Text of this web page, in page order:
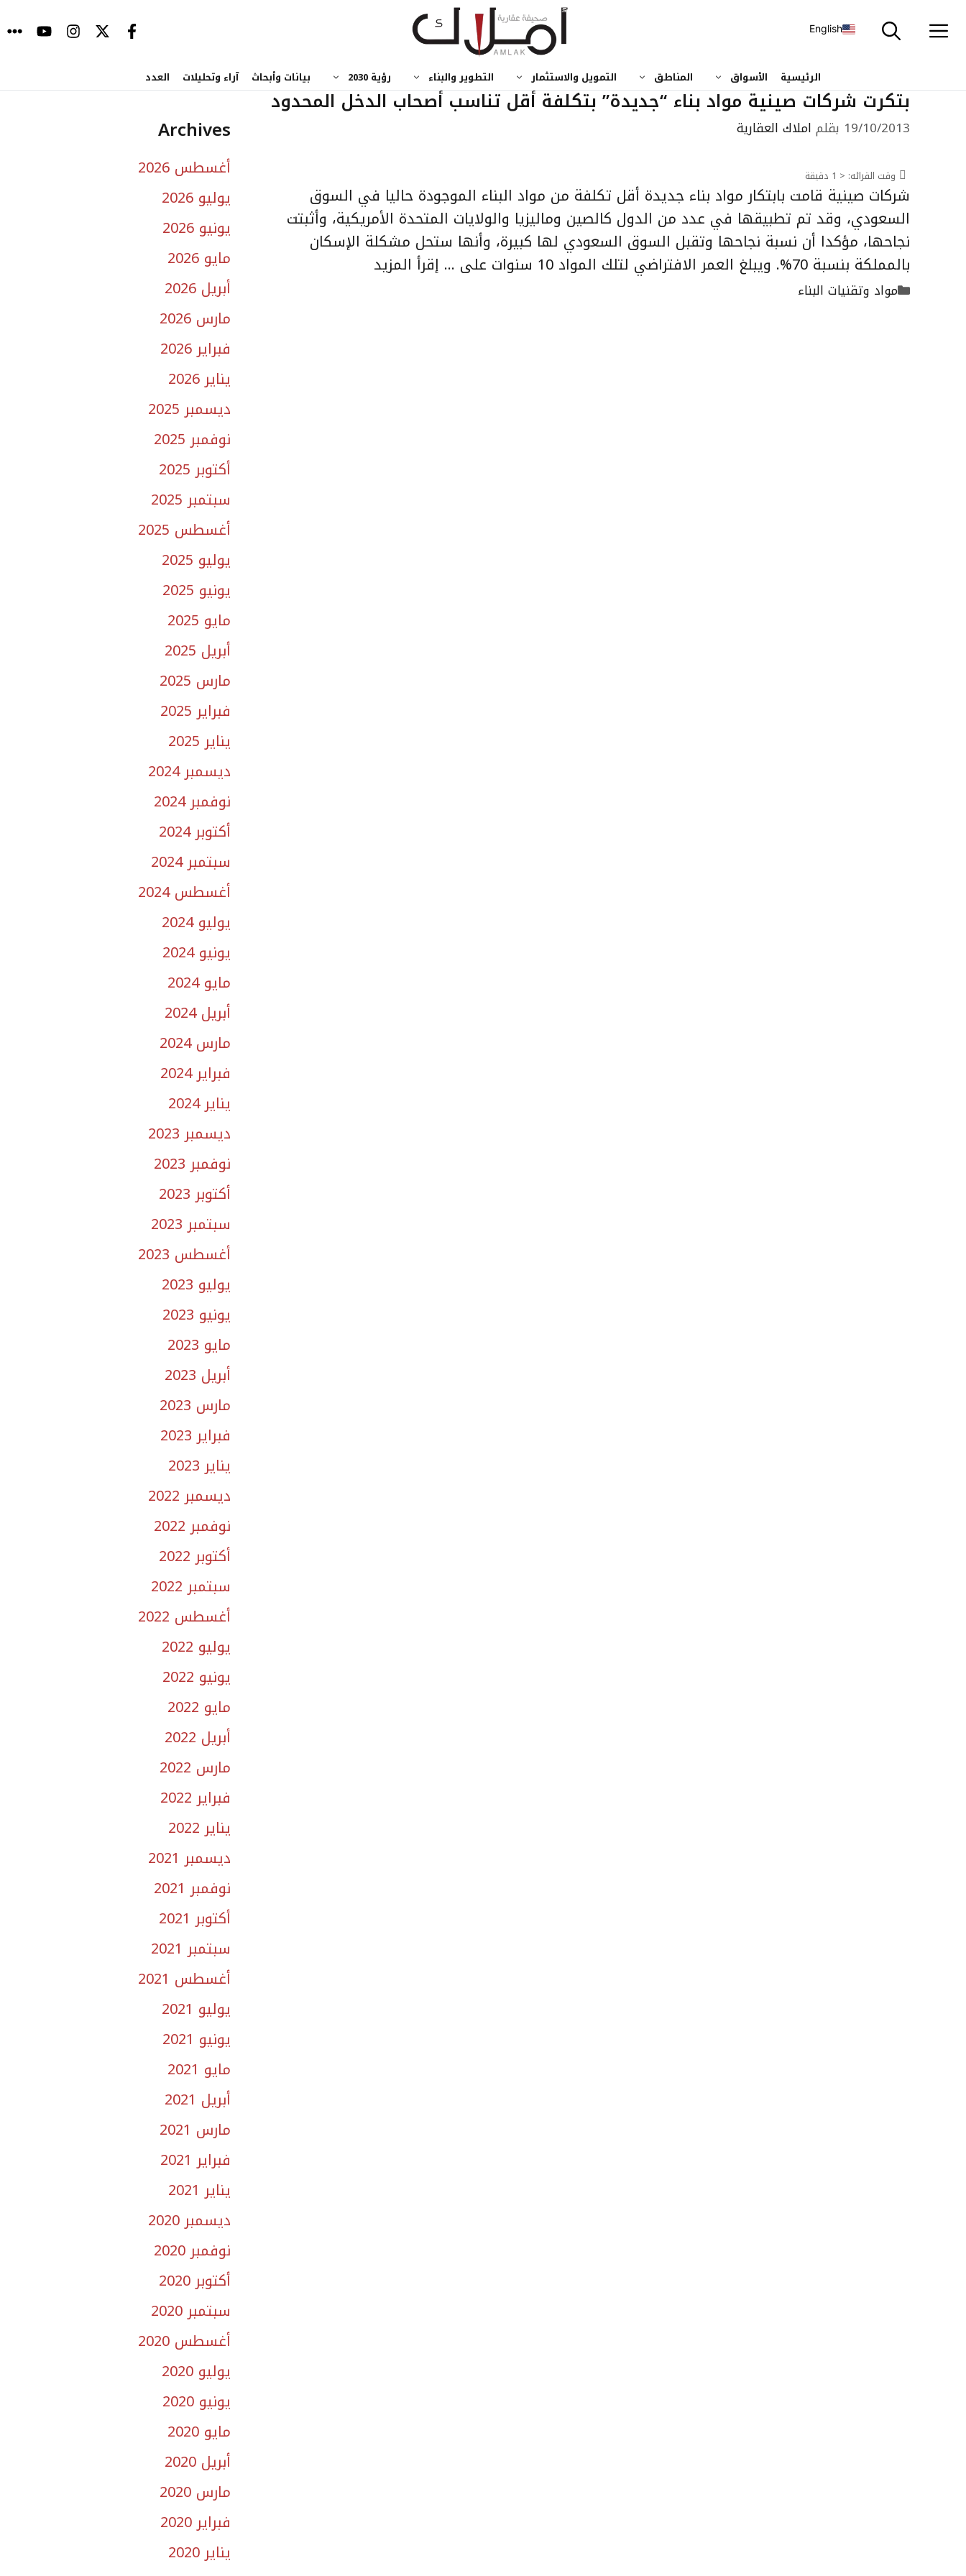
إلى
English
الرئيسية الأسواق المناطق التمويل والاستثمار التطوير والبناء رؤية 2030 بيانات وأبحاث آراء وتحليلات العدد
بتكرت شركات صينية مواد بناء “جديدة” بتكلفة أقل تناسب أصحاب الدخل المحدود
19/10/2013 بقلم املاك العقارية
وقت القرائه: < 1 دقيقة
شركات صينية قامت بابتكار مواد بناء جديدة أقل تكلفة من مواد البناء الموجودة حاليا في السوق
السعودي، وقد تم تطبيقها في عدد من الدول كالصين وماليزيا والولايات المتحدة الأمريكية، وأثبتت
نجاحها، مؤكدا أن نسبة نجاحها وتقبل السوق السعودي لها كبيرة، وأنها ستحل مشكلة الإسكان
بالمملكة بنسبة 70%. ويبلغ العمر الافتراضي لتلك المواد 10 سنوات على …
إقرأ المزيد
التصنيفات
مواد وتقنيات البناء
Archives
أغسطس 2026
يوليو 2026
يونيو 2026
مايو 2026
أبريل 2026
مارس 2026
فبراير 2026
يناير 2026
ديسمبر 2025
نوفمبر 2025
أكتوبر 2025
سبتمبر 2025
أغسطس 2025
يوليو 2025
يونيو 2025
مايو 2025
أبريل 2025
مارس 2025
فبراير 2025
يناير 2025
ديسمبر 2024
نوفمبر 2024
أكتوبر 2024
سبتمبر 2024
أغسطس 2024
يوليو 2024
يونيو 2024
مايو 2024
أبريل 2024
مارس 2024
فبراير 2024
يناير 2024
ديسمبر 2023
نوفمبر 2023
أكتوبر 2023
سبتمبر 2023
أغسطس 2023
يوليو 2023
يونيو 2023
مايو 2023
أبريل 2023
مارس 2023
فبراير 2023
يناير 2023
ديسمبر 2022
نوفمبر 2022
أكتوبر 2022
سبتمبر 2022
أغسطس 2022
يوليو 2022
يونيو 2022
مايو 2022
أبريل 2022
مارس 2022
فبراير 2022
يناير 2022
ديسمبر 2021
نوفمبر 2021
أكتوبر 2021
سبتمبر 2021
أغسطس 2021
يوليو 2021
يونيو 2021
مايو 2021
أبريل 2021
مارس 2021
فبراير 2021
يناير 2021
ديسمبر 2020
نوفمبر 2020
أكتوبر 2020
سبتمبر 2020
أغسطس 2020
يوليو 2020
يونيو 2020
مايو 2020
أبريل 2020
مارس 2020
فبراير 2020
يناير 2020